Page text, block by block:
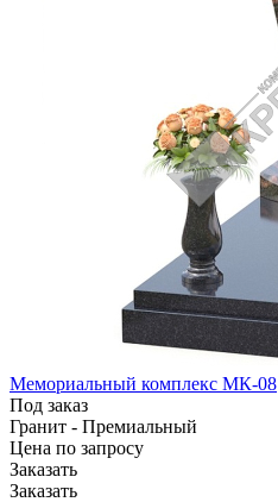
Мемориальный комплекс МК-08
Под заказ
Гранит - Премиальный
Цена по запросу
Заказать
Заказать